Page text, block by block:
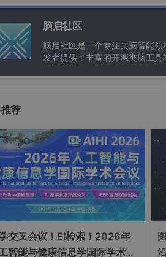
软件测试和质量保证的需求在这些
测试学习路线
规划图：正在学习测试的小伙伴可以
脑启社区
脑启社区是一个专注类脑智能
发者提供了丰富的开源类脑工
荐
交叉会议！EI检索！2026年
智能与健康信息学国际学术会